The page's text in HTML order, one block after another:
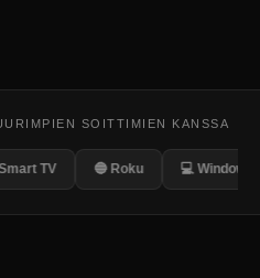
SOITTIMIEN KANSSA
🔵 Roku 💻 Windows/Mac